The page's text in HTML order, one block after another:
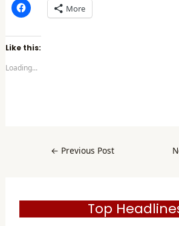
C
l
k
t
o
h
e
s
More
Like this:
Loading...
← Previous Post
Top